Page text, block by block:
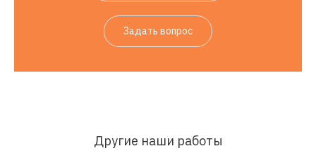
Задать вопрос
Другие наши работы